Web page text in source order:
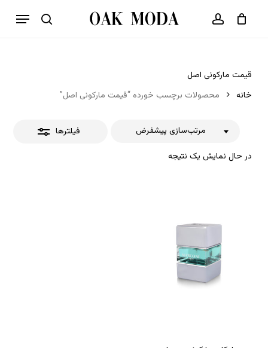
جستجو حساب کاربری
فهرست
سبد خرید بستن
قیمت مارکونی اصل
خانه
محصولات برچسب خورده “قیمت مارکونی اصل”
فیلترها
در حال نمایش یک نتیجه
مرتب‌سازی پیشفرض
بستن